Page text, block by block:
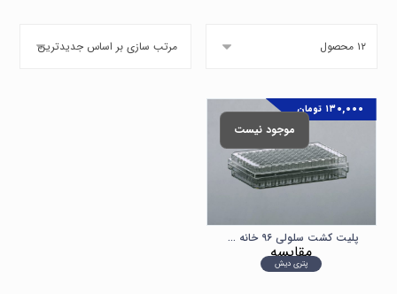
پلیت کشت سلولی ۹۶ خانه تخت چسبنده با درب SORFA صورفا
پتری دیش
۱۳۰,۰۰۰ تومان
موجود نیست
مقایسه